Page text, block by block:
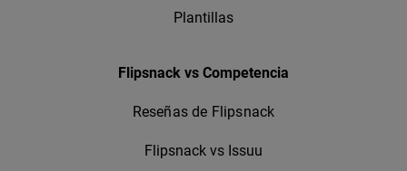
Plantillas
Flipsnack vs Competencia
Reseñas de Flipsnack
Flipsnack vs Issuu